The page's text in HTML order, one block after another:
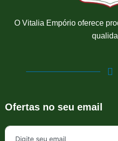
O Vitalia Empório oferece
Ofertas no seu email